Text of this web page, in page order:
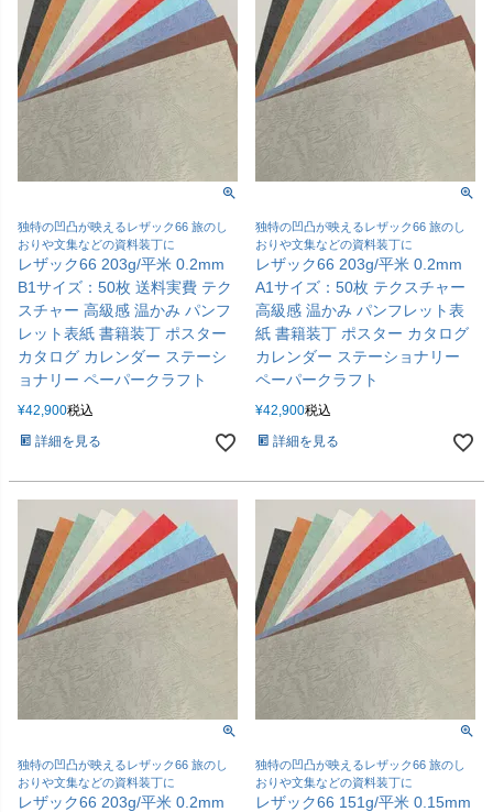
独特の凹凸が映えるレザック66 旅のし
おりや文集などの資料装丁に
レザック66 203g/平米 0.2mm
B1サイズ：50枚 送料実費 テク
スチャー 高級感 温かみ パンフ
レット表紙 書籍装丁 ポスター
カタログ カレンダー ステーシ
ョナリー ペーパークラフト
¥42,900税込
詳細を見る
独特の凹凸が映えるレザック66 旅のし
おりや文集などの資料装丁に
レザック66 203g/平米 0.2mm
A1サイズ：50枚 テクスチャー
高級感 温かみ パンフレット表
紙 書籍装丁 ポスター カタログ
カレンダー ステーショナリー
ペーパークラフト
¥42,900税込
詳細を見る
独特の凹凸が映えるレザック66 旅のし
おりや文集などの資料装丁に
レザック66 203g/平米 0.2mm
独特の凹凸が映えるレザック66 旅のし
おりや文集などの資料装丁に
レザック66 151g/平米 0.15mm